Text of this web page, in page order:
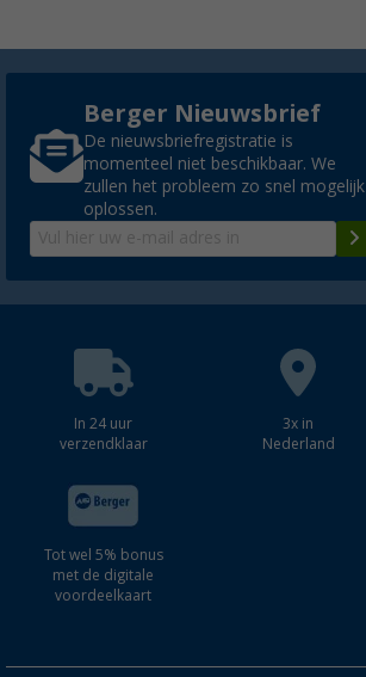
Berger Nieuwsbrief
De nieuwsbriefregistratie is
momenteel niet beschikbaar. We
zullen het probleem zo snel mogelijk
oplossen.
In 24 uur
verzendklaar
3x in
Nederland
Tot wel 5% bonus
met de digitale
voordeelkaart